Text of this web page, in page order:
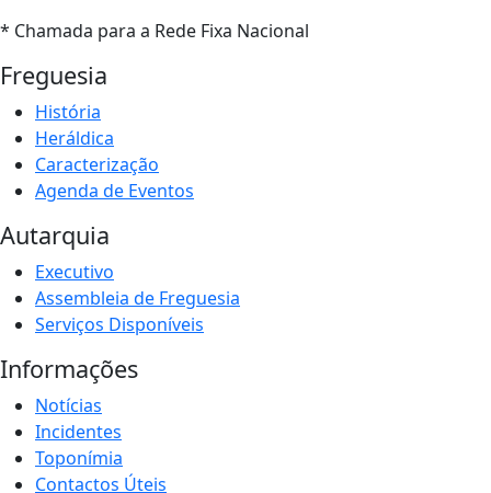
* Chamada para a Rede Fixa Nacional
Freguesia
História
Heráldica
Caracterização
Agenda de Eventos
Autarquia
Executivo
Assembleia de Freguesia
Serviços Disponíveis
Informações
Notícias
Incidentes
Toponímia
Contactos Úteis